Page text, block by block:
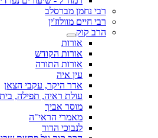
רבי נחמן מברסלב
רבי חיים מוולוז'ין
הרב קוק
אורות
אורות הקודש
אורות התורה
עין איה
אדר היקר, עקבי הצאן
עולת ראיה, תפילה,
מוסר אביך
מאמרי הראי"ה
לנבוכי הדור